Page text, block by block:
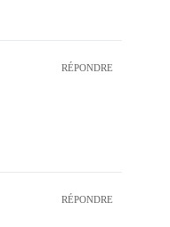
RÉPONDRE
RÉPONDRE